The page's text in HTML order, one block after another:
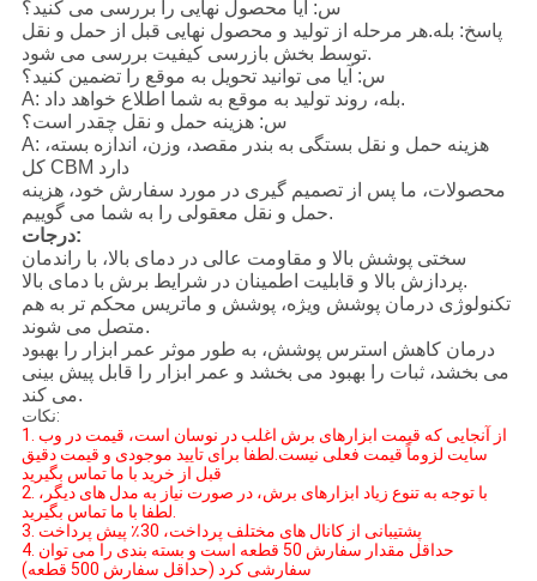
س: آیا محصول نهایی را بررسی می کنید؟
پاسخ: بله.هر مرحله از تولید و محصول نهایی قبل از حمل و نقل
توسط بخش بازرسی کیفیت بررسی می شود.
س: آیا می توانید تحویل به موقع را تضمین کنید؟
A: بله، روند تولید به موقع به شما اطلاع خواهد داد.
س: هزینه حمل و نقل چقدر است؟
A: هزینه حمل و نقل بستگی به بندر مقصد، وزن، اندازه بسته،
کل CBM دارد
محصولات، ما پس از تصمیم گیری در مورد سفارش خود، هزینه
حمل و نقل معقولی را به شما می گوییم.
درجات:
سختی پوشش بالا و مقاومت عالی در دمای بالا، با راندمان
پردازش بالا و قابلیت اطمینان در شرایط برش با دمای بالا.
تکنولوژی درمان پوشش ویژه، پوشش و ماتریس محکم تر به هم
متصل می شوند.
درمان کاهش استرس پوشش، به طور موثر عمر ابزار را بهبود
می بخشد، ثبات را بهبود می بخشد و عمر ابزار را قابل پیش بینی
می کند.
نکات:
1. از آنجایی که قیمت ابزارهای برش اغلب در نوسان است، قیمت در وب
سایت لزوماً قیمت فعلی نیست.لطفا برای تایید موجودی و قیمت دقیق
قبل از خرید با ما تماس بگیرید
2. با توجه به تنوع زیاد ابزارهای برش، در صورت نیاز به مدل های دیگر،
لطفا با ما تماس بگیرید.
3. پشتیبانی از کانال های مختلف پرداخت، 30٪ پیش پرداخت
4. حداقل مقدار سفارش 50 قطعه است و بسته بندی را می توان
سفارشی کرد (حداقل سفارش 500 قطعه)